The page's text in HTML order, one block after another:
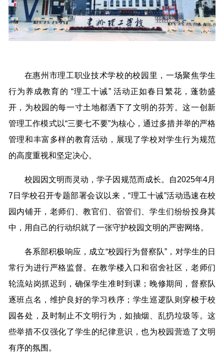
在惠州市理工职业技术学校的校园里，一场聚焦学生
行为养成教育的 “理工十诫” 活动正如春日繁花，蓬勃盛
开，为校园的每一寸土地都洒下了文明的芬芳。这一创新
管理工作模式以“三要七不要”为核心，通过多措并举的严格
管理和丰富多样的教育活动，展现了学校对学生行为规范
的高度重视和坚定决心。
校园因文明而灵动，学子因规范而成长。自2025年4月
7日学校召开专题部署会议以来，“理工十诫”活动迅速在校
园内铺开，老师们、教官们、宿管们、学生们纷纷投身其
中，用自己的行动织就了一张守护校园文明的严密网络。
各系部积极响应，成立“校园行为督察队”，对学生的日
常行为进行严格监督。在教学楼入口和宿舍社区，老师们
轮流站岗抓迟到，确保学生准时到课；晚修期间，督察队
逐班点名，维护良好的学习秩序；学生巡逻队则穿梭于校
园各处，及时制止不文明行为，如抽烟、乱扔垃圾等。这
些举措不仅强化了学生的纪律意识，也为校园营造了文明
有序的氛围。